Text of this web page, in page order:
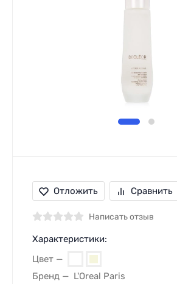
Отложить Сравнить
Написать отзыв
Характеристики:
Цвет
Бренд
L'Oreal Paris